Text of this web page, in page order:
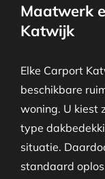
Maatwerk
Katwijk
Elke Carport
beschikbare
woning. U kiest
type
situatie.
standaard